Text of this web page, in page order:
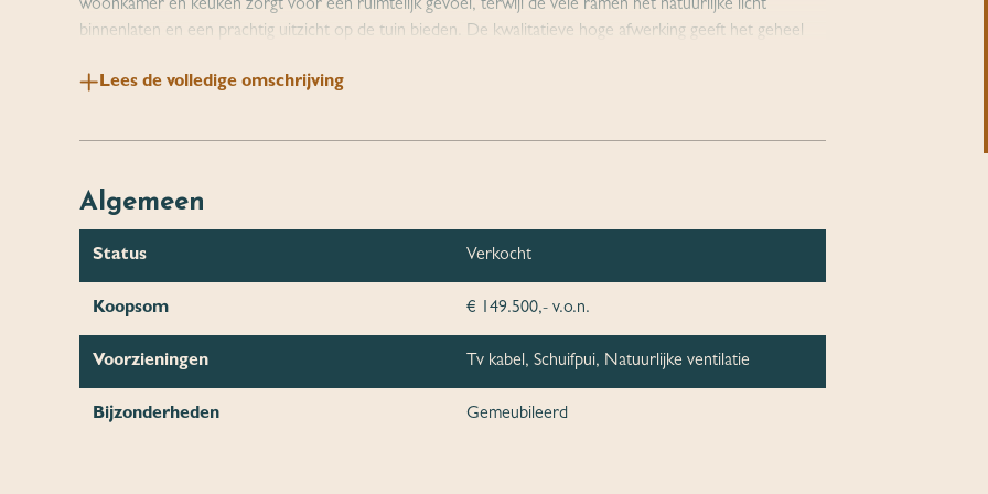
woonkamer en keuken zorgt voor een ruimtelijk gevoel, terwijl de vele ramen het natuurlijke licht
binnenlaten en een prachtig uitzicht op de tuin bieden. De kwalitatieve hoge afwerking geeft het geheel
De ruime hoofdslaapkamer is voorzien van een prachtige vaste kastenwand. De 2e slaapkamer is ook te
badkamermeubel.
De prachtig aangelegde voortuin beslaat 130 m² en biedt een prachtige plek om te ontspannen en te
genieten van de rustige omgeving.
Het perceel is tevens voorzien van een vrijstaande kunststof opbergschuur, ideaal voor het opbergen van
De woning beschikt over een parkeerplaats, zodat je je auto veilig kunt stallen.
Over het park
groen en volop speel- en ontspanningsmogelijkheden. Twee enthousiaste jonge ondernemers zijn volop
Lees de volledige omschrijving
Algemeen
Status Verkocht
Koopsom € 149.500,- v.o.n.
Voorzieningen Tv kabel, Schuifpui, Natuurlijke ventilatie
Bijzonderheden Gemeubileerd